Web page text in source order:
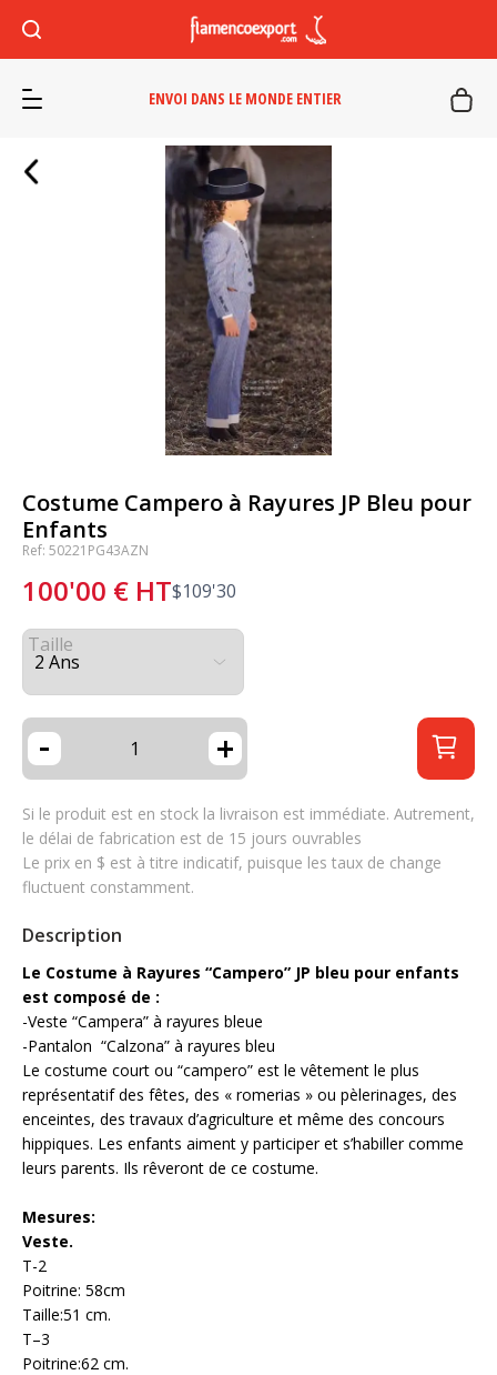
ENVOI DANS LE MONDE ENTIER
Costume Campero à Rayures JP Bleu pour
Enfants
Ref: 50221PG43AZN
100'00 € HT$109'30
Taille
- +
Si le produit est en stock la livraison est immédiate. Autrement,
le délai de fabrication est de 15 jours ouvrables
Le prix en $ est à titre indicatif, puisque les taux de change
fluctuent constamment.
Description
Le Costume à Rayures “Campero” JP bleu pour enfants
est composé de :
-Veste “Campera” à rayures bleue
-Pantalon “Calzona” à rayures bleu
Le costume court ou “campero” est le vêtement le plus
représentatif des fêtes, des « romerias » ou pèlerinages, des
enceintes, des travaux d’agriculture et même des concours
hippiques. Les enfants aiment y participer et s’habiller comme
leurs parents. Ils rêveront de ce costume.
Mesures:
Veste.
T-2
Poitrine: 58cm
Taille:51 cm.
T–3
Poitrine:62 cm.